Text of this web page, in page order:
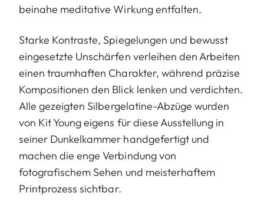
beinahe meditative Wirkung entfalten.
Starke Kontraste, Spiegelungen und bewusst
eingesetzte Unschärfen verleihen den Arbeiten
einen traumhaften Charakter, während präzise
Kompositionen den Blick lenken und verdichten.
Alle gezeigten Silbergelatine-Abzüge wurden
von Kit Young eigens für diese Ausstellung in
seiner Dunkelkammer handgefertigt und
machen die enge Verbindung von
fotografischem Sehen und meisterhaftem
Printprozess sichtbar.